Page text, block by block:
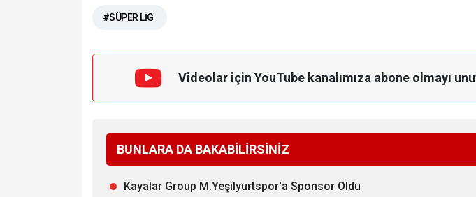
#SÜPER LİG
Videolar için YouTube kanalımıza abone olmayı
BUNLARA DA BAKABİLİRSİNİZ
Kayalar Group M.Yeşilyurtspor'a Sponsor Oldu